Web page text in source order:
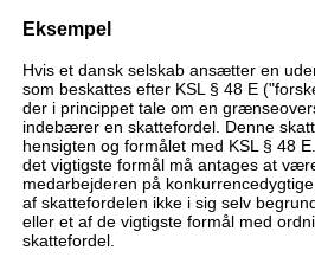
Eksempel
Hvis et dansk selskab ansætter en
som beskattes efter KSL § 48 E
der i princippet tale om en
indebærer en skattefordel. Denne
hensigten og formålet med KSL § 48
det vigtigste formål må antages at
medarbejderen på
af skattefordelen ikke i sig selv
eller et af de vigtigste formål med
skattefordel.